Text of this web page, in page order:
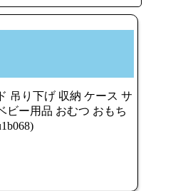
吊り下げ 収納 ケース サ
ビー用品 おむつ おもち